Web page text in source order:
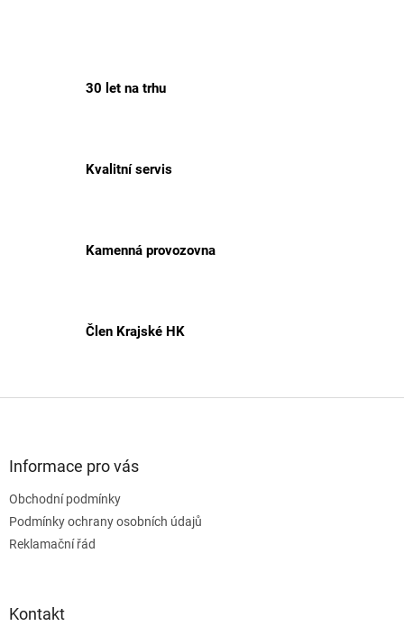
30 let na trhu
Kvalitní servis
Kamenná provozovna
Člen Krajské HK
Informace pro vás
Obchodní podmínky
Podmínky ochrany osobních údajů
Reklamační řád
Kontakt